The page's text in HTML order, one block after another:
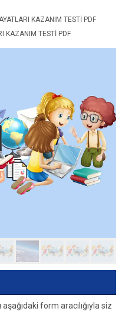
KAZANIM TESTI PDF
KAZANIM TESTI PDF
form aracılığıyla siz